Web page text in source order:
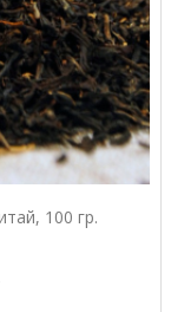
100 гр.